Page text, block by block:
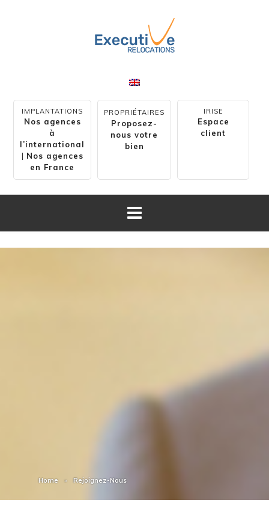
IMPLANTATIONS
Nos agences
à
l’international
| Nos agences
en France
PROPRIÉTAIRES
Proposez-
nous votre
bien
IRISE
Espace
client
Home Rejoignez-Nous